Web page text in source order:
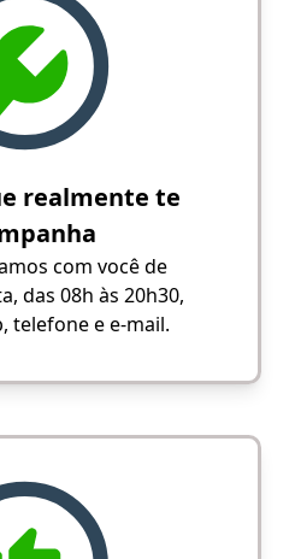
realmente te
com você de
das 08h às 20h30,
telefone e e-mail.